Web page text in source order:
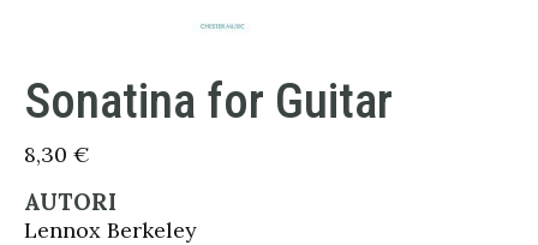
Sonatina for Guitar
8,30 €
AUTORI
Lennox Berkeley